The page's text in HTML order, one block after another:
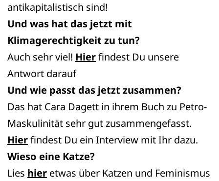
antikapitalistisch sind!
Und was hat das jetzt mit
Klimagerechtigkeit zu tun?
Auch sehr viel! Hierfindest Du unsere
Antwort darauf
Und wie passt das jetzt zusammen?
Das hat Cara Dagett in ihrem Buch zu Petro-
Maskulinität sehr gut zusammengefasst.
Hierfindest Du ein Interview mit Ihr dazu.
Wieso eine Katze?
Lies hier etwas über Katzen und Feminismus